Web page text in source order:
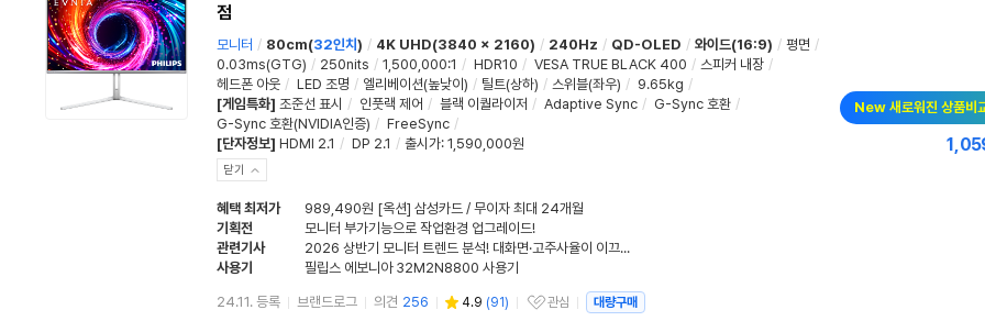
점
모니터 / 80cm(32인치 ) / 4K UHD(3840 x 2160) / 240Hz / QD-OLED / 와이드(16:9) / 평면 /
0.03ms(GTG) / 250nits / 1,500,000:1 / HDR10 / VESA TRUE BLACK 400 / 스피커 내장 /
헤드폰 아웃 / LED 조명 / 엘리베이션(높낮이) / 틸트(상하) / 스위블(좌우) / 9.65kg /
[게임특화] 조준선 표시 / 인풋랙 제어 / 블랙 이퀄라이저 / Adaptive Sync / G-Sync 호환 /
G-Sync 호환(NVIDIA인증) / FreeSync /
[단자정보] HDMI 2.1 / DP 2.1 / 출시가: 1,590,000원
닫기
혜택 최저가
989,490원 [옥션] 삼성카드 / 무이자 최대 24개월
기획전
모니터 부가기능으로 작업환경 업그레이드!
관련기사
2026 상반기 모니터 트렌드 분석! 대화면·고주사율이 이끄는 변화
사용기
필립스 에보니아 32M2N8800 사용기
24.11. 등록 브랜드로그 의견 256 4.9 (91)
관심상품
관심 대량구매
New 새로워진 상품비